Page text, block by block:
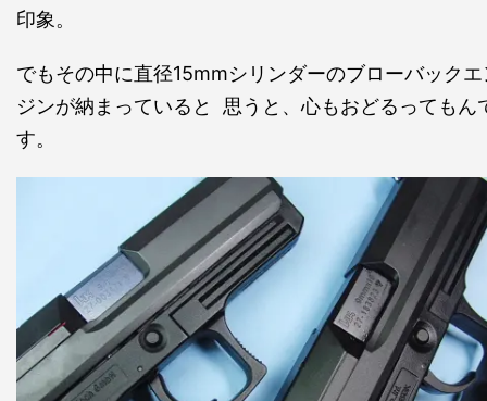
印象。
でもその中に直径15mmシリンダーのブローバックエ
ジンが納まっていると 思うと、心もおどるってもん
す。